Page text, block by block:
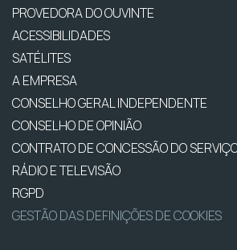
PROVEDORA DO OUVINTE
ACESSIBILIDADES
SATÉLITES
A EMPRESA
CONSELHO GERAL INDEPENDENTE
CONSELHO DE OPINIÃO
CONTRATO DE CONCESSÃO DO
RÁDIO E TELEVISÃO
RGPD
GESTÃO DAS DEFINIÇÕES DE COOKIES